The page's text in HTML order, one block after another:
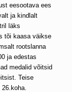
eesootava ees
ja kindlalt
läks
tõi kaasa väikse
rootslanna
ja edestas
medalid võitsid
Teise